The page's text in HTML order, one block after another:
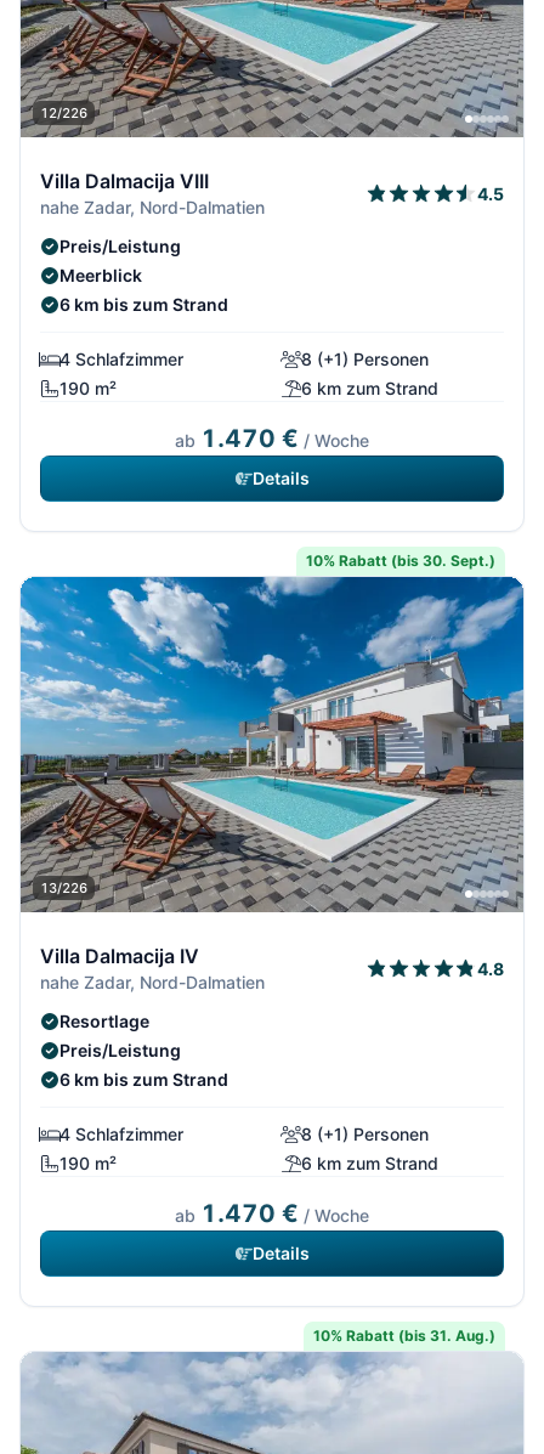
12/226
Villa Dalmacija VIII
nahe Zadar, Nord-Dalmatien
4.5
Preis/Leistung
Meerblick
6 km bis zum Strand
4 Schlafzimmer
8 (+1) Personen
190 m²
6 km zum Strand
ab 1.470 € / Woche
Details
10% Rabatt (bis 30. Sept.)
13/226
Villa Dalmacija IV
nahe Zadar, Nord-Dalmatien
4.8
Resortlage
Preis/Leistung
6 km bis zum Strand
4 Schlafzimmer
8 (+1) Personen
190 m²
6 km zum Strand
ab 1.470 € / Woche
Details
10% Rabatt (bis 31. Aug.)